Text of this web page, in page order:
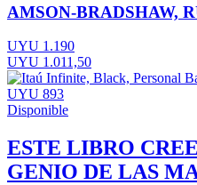
AMSON-BRADSHAW,
UYU 1.190
UYU 1.011,50
UYU 893
Disponible
ESTE LIBRO
GENIO DE LAS